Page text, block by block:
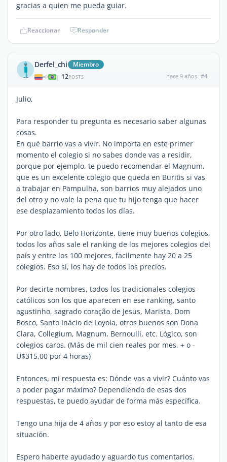
gracias a quien me pueda guiar.
Reaccionar Responder
Derfel_chi Miembro
| 12POSTS hace 9 años #4
Julio,
Para responder tu pregunta es necesario saber algunas
cosas.
En qué barrio vas a vivir. No importa en este primer
momento el colegio si no sabes donde vas a residir,
porque por ejemplo, te puedo recomendar el Magnum,
que es un excelente colegio que queda en Buritis si vas
a trabajar en Pampulha, son barrios muy alejados uno
del otro y no vale la pena que tu hijo tenga que hacer
ese desplazamiento todos los días.
Por otro lado, Belo Horizonte, tiene muy buenos colegios,
todos los años sale el ranking de los mejores colegios del
país y entre los 100 mejores, facilmente hay 20 a 25
colegios. Eso sí, los hay de todos los precios.
Por decirte nombres, todos los tradicionales colegios
católicos son los que aparecen en ese ranking, santo
agustinho, sagrado coração de Jesus, Marista, Dom
Bosco, Santo Inácio de Loyola, otros buenos son Dona
Clara, Collegium, Magnum, Bernoulli, etc. Lógico, son
colegios caros. (Más de mil cien reales por mes, + o -
U$315,00 por 4 horas)
Entonces, mi respuesta es: Dónde vas a vivir? Cuánto vas
a poder pagar máximo? Dependiendo de esas dos
respuestas, te puedo ayudar de forma más específica.
Tengo una hija de 4 años y por eso estoy al tanto de esa
situación.
Espero haberte ayudado y aguardo tus comentarios.